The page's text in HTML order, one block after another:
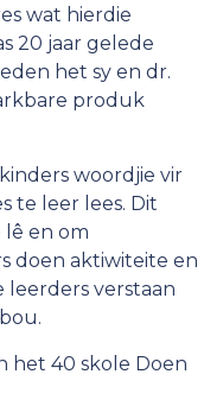
wat hierdie
20 jaar gelede
het sy en dr.
produk
woordjie vir
te leer lees. Dit
lê en om
doen aktiwiteite en
leerders verstaan
het 40 skole Doen